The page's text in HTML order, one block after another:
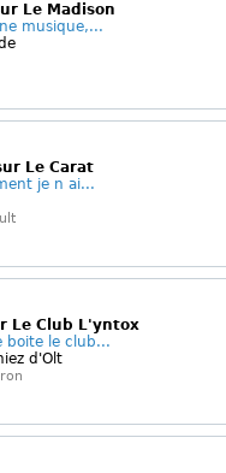
Le Madison
musique,...
Le Carat
je n ai...
Le Club L'yntox
boite le club...
d'Olt